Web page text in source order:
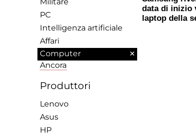
data di inizio
laptop della
PC
Intelligenza artificiale
Affari
Computer
×
Ancora
Produttori
Lenovo
Asus
HP